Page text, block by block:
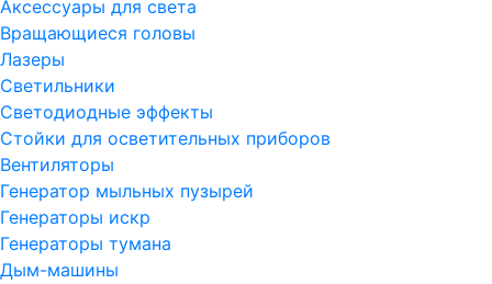
Аксессуары для света
Вращающиеся головы
Лазеры
Светильники
Светодиодные эффекты
Стойки для осветительных приборов
Вентиляторы
Генератор мыльных пузырей
Генераторы искр
Генераторы тумана
Дым-машины